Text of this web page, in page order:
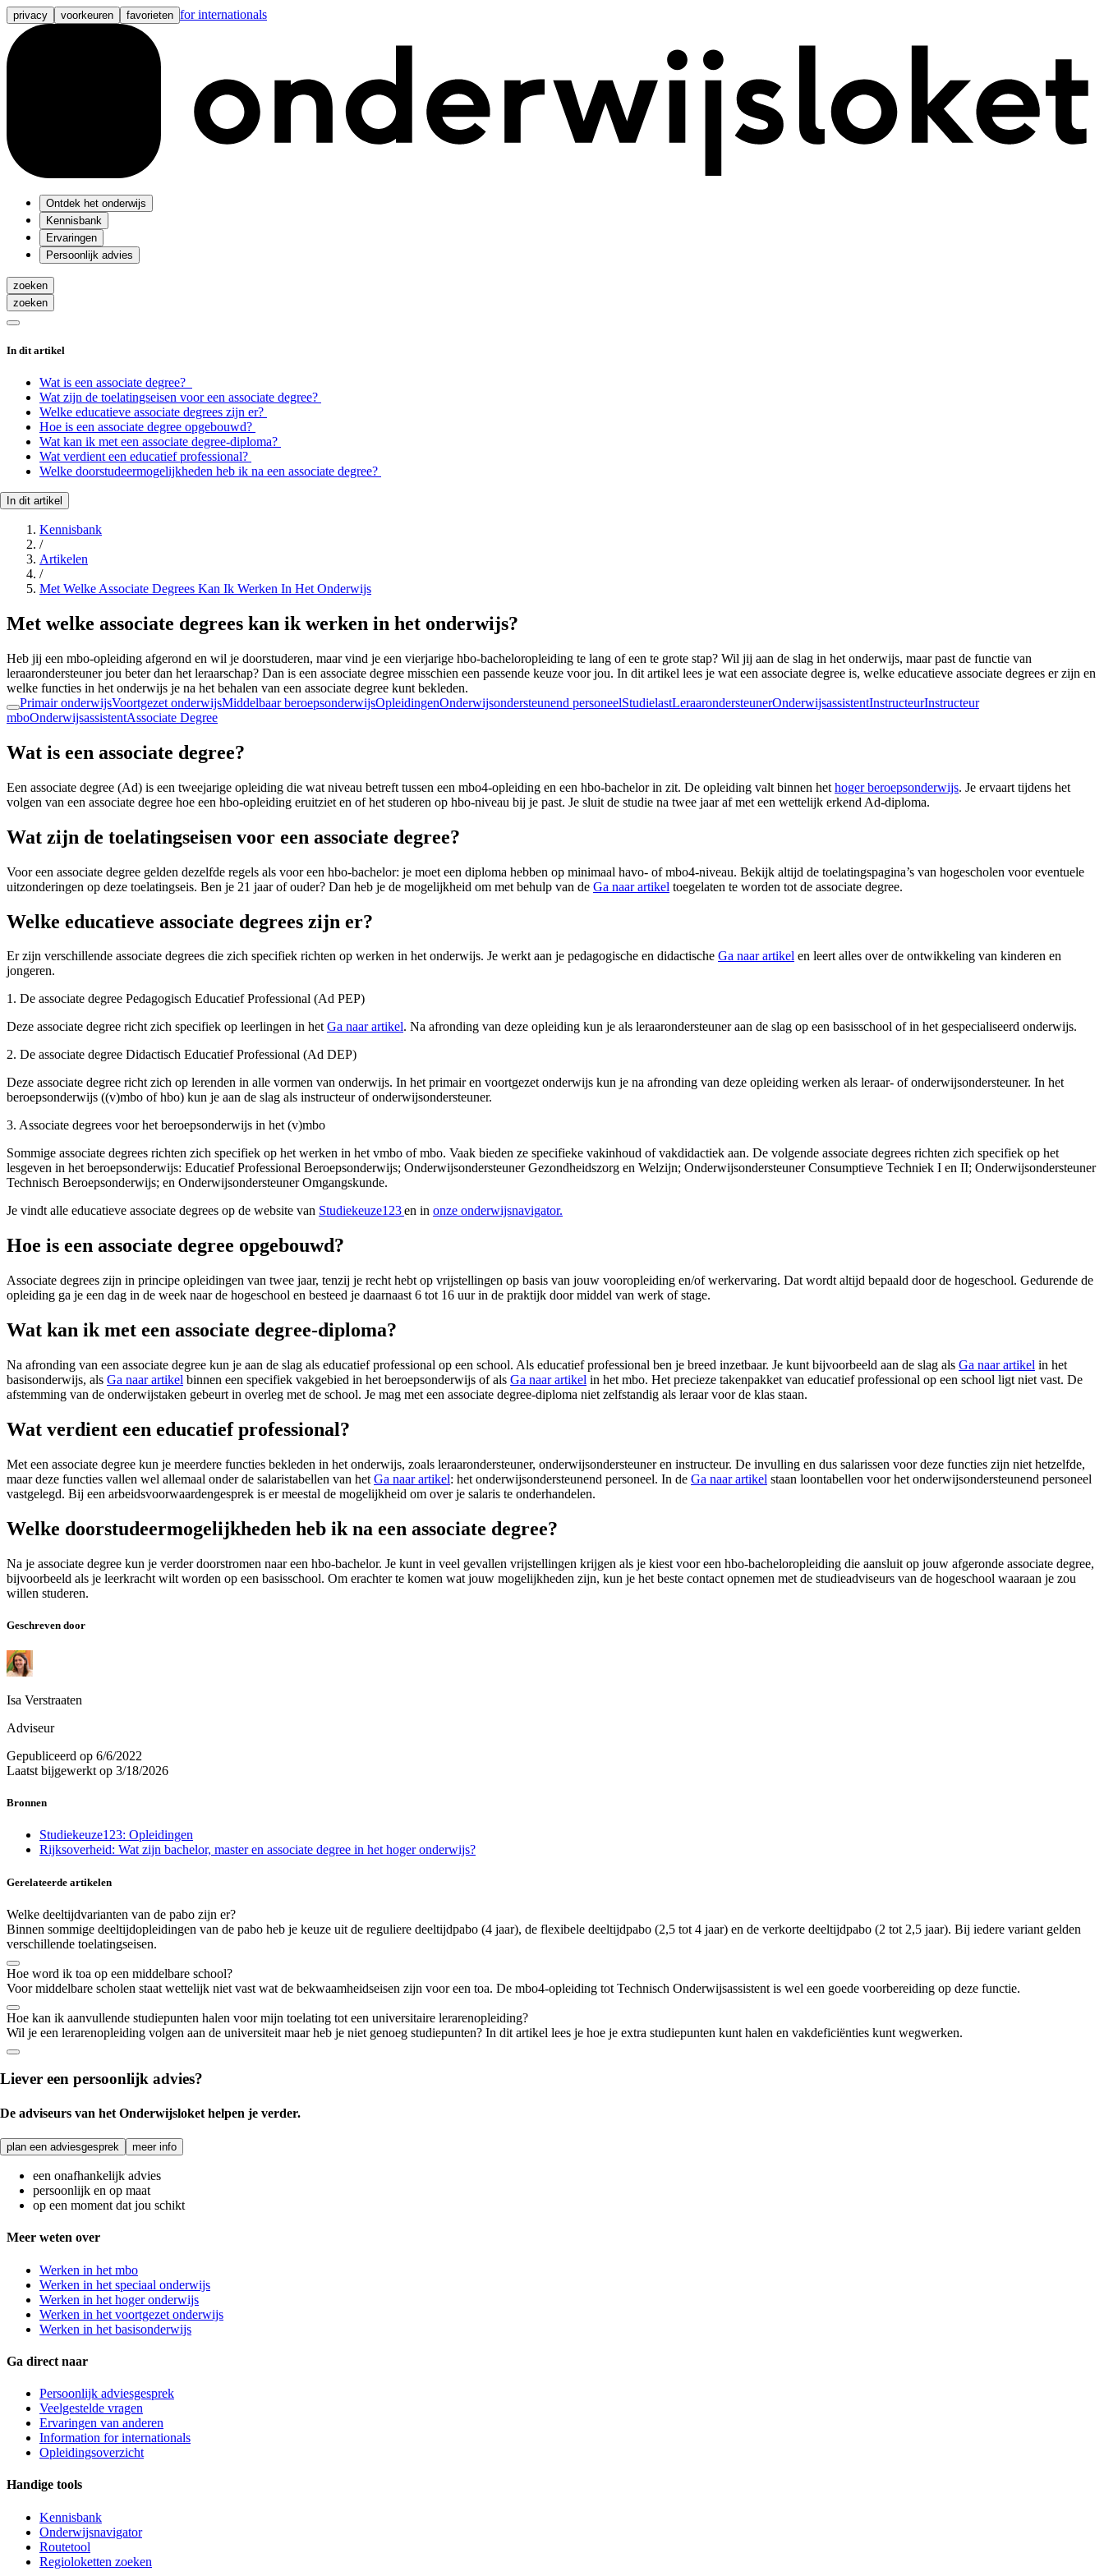
privacy voorkeuren favorieten for internationals
Ontdek het onderwijs
Kennisbank
Ervaringen
Persoonlijk advies
zoeken
zoeken
In dit artikel
Wat is een associate degree?
Wat zijn de toelatingseisen voor een associate degree?
Welke educatieve associate degrees zijn er?
Hoe is een associate degree opgebouwd?
Wat kan ik met een associate degree-diploma?
Wat verdient een educatief professional?
Welke doorstudeermogelijkheden heb ik na een associate degree?
In dit artikel
Kennisbank
/
Artikelen
/
Met Welke Associate Degrees Kan Ik Werken In Het Onderwijs
Met welke associate degrees kan ik werken in het onderwijs?
Heb jij een mbo-opleiding afgerond en wil je doorstuderen, maar vind je een vierjarige hbo-bacheloropleiding te lang of een te grote stap? Wil jij aan de slag in het onderwijs, maar past de functie van
leraarondersteuner jou beter dan het leraarschap? Dan is een associate degree misschien een passende keuze voor jou. In dit artikel lees je wat een associate degree is, welke educatieve associate degrees er zijn en
welke functies in het onderwijs je na het behalen van een associate degree kunt bekleden.
Primair onderwijsVoortgezet onderwijsMiddelbaar beroepsonderwijsOpleidingenOnderwijsondersteunend personeelStudielastLeraarondersteunerOnderwijsassistentInstructeurInstructeur
mboOnderwijsassistentAssociate Degree
Wat is een associate degree?
Een associate degree (Ad) is een tweejarige opleiding die wat niveau betreft tussen een mbo4-opleiding en een hbo-bachelor in zit. De opleiding valt binnen het hoger beroepsonderwijs. Je ervaart tijdens het
volgen van een associate degree hoe een hbo-opleiding eruitziet en of het studeren op hbo-niveau bij je past. Je sluit de studie na twee jaar af met een wettelijk erkend Ad-diploma.
Wat zijn de toelatingseisen voor een associate degree?
Voor een associate degree gelden dezelfde regels als voor een hbo-bachelor: je moet een diploma hebben op minimaal havo- of mbo4-niveau. Bekijk altijd de toelatingspagina’s van hogescholen voor eventuele
uitzonderingen op deze toelatingseis. Ben je 21 jaar of ouder? Dan heb je de mogelijkheid om met behulp van de Ga naar artikel toegelaten te worden tot de associate degree.
Welke educatieve associate degrees zijn er?
Er zijn verschillende associate degrees die zich specifiek richten op werken in het onderwijs. Je werkt aan je pedagogische en didactische Ga naar artikel en leert alles over de ontwikkeling van kinderen en
jongeren.
1. De associate degree Pedagogisch Educatief Professional (Ad PEP)
Deze associate degree richt zich specifiek op leerlingen in hetGa naar artikel. Na afronding van deze opleiding kun je als leraarondersteuner aan de slag op een basisschool of in het gespecialiseerd onderwijs.
2. De associate degree Didactisch Educatief Professional (Ad DEP)
Deze associate degree richt zich op lerenden in alle vormen van onderwijs. In het primair en voortgezet onderwijs kun je na afronding van deze opleiding werken als leraar- of onderwijsondersteuner. In het
beroepsonderwijs ((v)mbo of hbo) kun je aan de slag als instructeur of onderwijsondersteuner.
3. Associate degrees voor het beroepsonderwijs in het (v)mbo
Sommige associate degrees richten zich specifiek op het werken in het vmbo of mbo. Vaak bieden ze specifieke vakinhoud of vakdidactiek aan. De volgende associate degrees richten zich specifiek op het
lesgeven in het beroepsonderwijs: Educatief Professional Beroepsonderwijs; Onderwijsondersteuner Gezondheidszorg en Welzijn; Onderwijsondersteuner Consumptieve Techniek I en II; Onderwijsondersteuner
Technisch Beroepsonderwijs; en Onderwijsondersteuner Omgangskunde.
Je vindt alle educatieve associate degrees op de website van Studiekeuze123en in onze onderwijsnavigator.
Hoe is een associate degree opgebouwd?
Associate degrees zijn in principe opleidingen van twee jaar, tenzij je recht hebt op vrijstellingen op basis van jouw vooropleiding en/of werkervaring. Dat wordt altijd bepaald door de hogeschool. Gedurende de
opleiding ga je een dag in de week naar de hogeschool en besteed je daarnaast 6 tot 16 uur in de praktijk door middel van werk of stage.
Wat kan ik met een associate degree-diploma?
Na afronding van een associate degree kun je aan de slag als educatief professional op een school. Als educatief professional ben je breed inzetbaar. Je kunt bijvoorbeeld aan de slag als Ga naar artikel in het
basisonderwijs, als Ga naar artikel binnen een specifiek vakgebied in het beroepsonderwijs of als Ga naar artikel in het mbo. Het precieze takenpakket van educatief professional op een school ligt niet vast. De
afstemming van de onderwijstaken gebeurt in overleg met de school. Je mag met een associate degree-diploma niet zelfstandig als leraar voor de klas staan.
Wat verdient een educatief professional?
Met een associate degree kun je meerdere functies bekleden in het onderwijs, zoals leraarondersteuner, onderwijsondersteuner en instructeur. De invulling en dus salarissen voor deze functies zijn niet hetzelfde,
maar deze functies vallen wel allemaal onder de salaristabellen van het Ga naar artikel: het onderwijsondersteunend personeel. In de Ga naar artikel staan loontabellen voor het onderwijsondersteunend personeel
vastgelegd. Bij een arbeidsvoorwaardengesprek is er meestal de mogelijkheid om over je salaris te onderhandelen.
Welke doorstudeermogelijkheden heb ik na een associate degree?
Na je associate degree kun je verder doorstromen naar een hbo-bachelor. Je kunt in veel gevallen vrijstellingen krijgen als je kiest voor een hbo-bacheloropleiding die aansluit op jouw afgeronde associate degree,
bijvoorbeeld als je leerkracht wilt worden op een basisschool. Om erachter te komen wat jouw mogelijkheden zijn, kun je het beste contact opnemen met de studieadviseurs van de hogeschool waaraan je zou
willen studeren.
Geschreven door
Isa Verstraaten
Adviseur
Gepubliceerd op 6/6/2022
Laatst bijgewerkt op 3/18/2026
Bronnen
Studiekeuze123: Opleidingen
Rijksoverheid: Wat zijn bachelor, master en associate degree in het hoger onderwijs?
Gerelateerde artikelen
Welke deeltijdvarianten van de pabo zijn er?
Binnen sommige deeltijdopleidingen van de pabo heb je keuze uit de reguliere deeltijdpabo (4 jaar), de flexibele deeltijdpabo (2,5 tot 4 jaar) en de verkorte deeltijdpabo (2 tot 2,5 jaar). Bij iedere variant gelden
verschillende toelatingseisen.
Hoe word ik toa op een middelbare school?
Voor middelbare scholen staat wettelijk niet vast wat de bekwaamheidseisen zijn voor een toa. De mbo4-opleiding tot Technisch Onderwijsassistent is wel een goede voorbereiding op deze functie.
Hoe kan ik aanvullende studiepunten halen voor mijn toelating tot een universitaire lerarenopleiding?
Wil je een lerarenopleiding volgen aan de universiteit maar heb je niet genoeg studiepunten? In dit artikel lees je hoe je extra studiepunten kunt halen en vakdeficiënties kunt wegwerken.
Liever een persoonlijk advies?
De adviseurs van het Onderwijsloket helpen je verder.
plan een adviesgesprek meer info
een onafhankelijk advies
persoonlijk en op maat
op een moment dat jou schikt
Meer weten over
Werken in het mbo
Werken in het speciaal onderwijs
Werken in het hoger onderwijs
Werken in het voortgezet onderwijs
Werken in het basisonderwijs
Ga direct naar
Persoonlijk adviesgesprek
Veelgestelde vragen
Ervaringen van anderen
Information for internationals
Opleidingsoverzicht
Handige tools
Kennisbank
Onderwijsnavigator
Routetool
Regioloketten zoeken